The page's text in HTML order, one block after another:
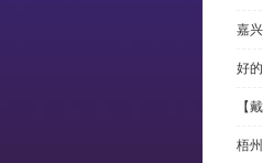
嘉
好
【
梧